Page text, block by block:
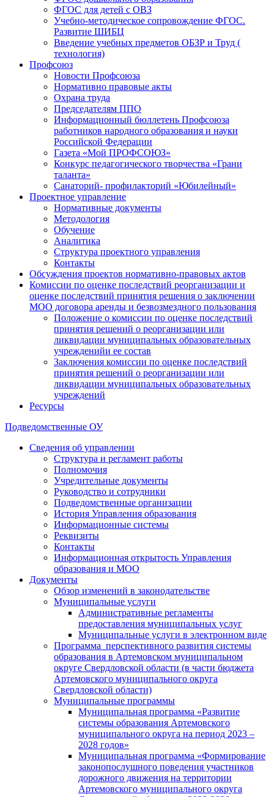
ФГОС для детей с ОВЗ
Учебно-методическое сопровождение ФГОС.
Развитие ШИБЦ
Введение учебных предметов ОБЗР и Труд (
технология)
Профсоюз
Новости Профсоюза
Нормативно правовые акты
Охрана труда
Председателям ППО
Информационный бюллетень Профсоюза
работников народного образования и науки
Российской Федерации
Газета «Мой ПРОФСОЮЗ»
Конкурс педагогического творчества «Грани
таланта»
Санаторий- профилакторий «Юбилейный»
Проектное управление
Нормативные документы
Методология
Обучение
Аналитика
Структура проектного управления
Контакты
Обсуждения проектов нормативно-правовых актов
Комиссии по оценке последствий реорганизации и
оценке последствий принятия решения о заключении
МОО договора аренды и безвозмездного пользования
Положение о комиссии по оценке последствий
принятия решений о реорганизации или
ликвидации муниципальных образовательных
учрежденийи ее состав
Заключения комиссии по оценке последствий
принятия решений о реорганизации или
ликвидации муниципальных образовательных
учреждений
Ресурсы
Подведомственные ОУ
Сведения об управлении
Структура и регламент работы
Полномочия
Учредительные документы
Руководство и сотрудники
Подведомственные организации
История Управления образования
Информационные системы
Реквизиты
Контакты
Информационная открытость Управления
образования и МОО
Документы
Обзор изменений в законодательстве
Муниципальные услуги
Административные регламенты
предоставления муниципальных услуг
Муниципальные услуги в электронном виде
Программа перспективного развития системы
образования в Артемовском муниципальном
округе Свердловской области (в части бюджета
Артемовского муниципального округа
Свердловской области)
Муниципальные программы
Муниципальная программа «Развитие
системы образования Артемовского
муниципального округа на период 2023 –
2028 годов»
Муниципальная программа «Формирование
законопослушного поведения участников
дорожного движения на территории
Артемовского муниципального округа